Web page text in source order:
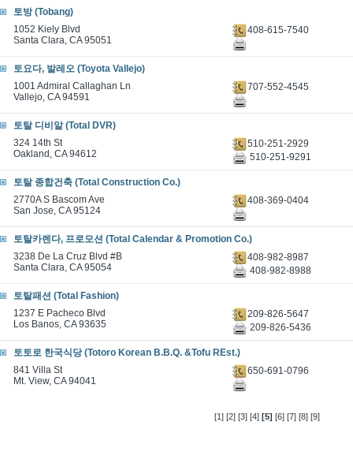
토방 (Tobang)
1052 Kiely Blvd
Santa Clara, CA 95051
408-615-7540
토요다, 발레오 (Toyota Vallejo)
1001 Admiral Callaghan Ln
Vallejo, CA 94591
707-552-4545
토탈 디비알 (Total DVR)
324 14th St
Oakland, CA 94612
510-251-2929
510-251-9291
토탈 종합건축 (Total Construction Co.)
2770A S Bascom Ave
San Jose, CA 95124
408-369-0404
토탈카렌다, 프로모션 (Total Calendar & Promotion Co.)
3238 De La Cruz Blvd #B
Santa Clara, CA 95054
408-982-8987
408-982-8988
토탈패션 (Total Fashion)
1237 E Pacheco Blvd
Los Banos, CA 93635
209-826-5647
209-826-5436
토토로 한국식당 (Totoro Korean B.B.Q. &Tofu REst.)
841 Villa St
Mt. View, CA 94041
650-691-0796
[1] [2] [3] [4] [5] [6] [7] [8] [9]